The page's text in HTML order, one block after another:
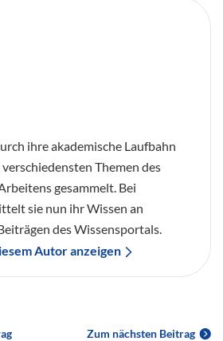
ihre akademische Laufbahn
Themen des
gesammelt. Bei
sie nun ihr Wissen an
des Wissensportals.
Autor anzeigen
Zum nächsten Beitrag